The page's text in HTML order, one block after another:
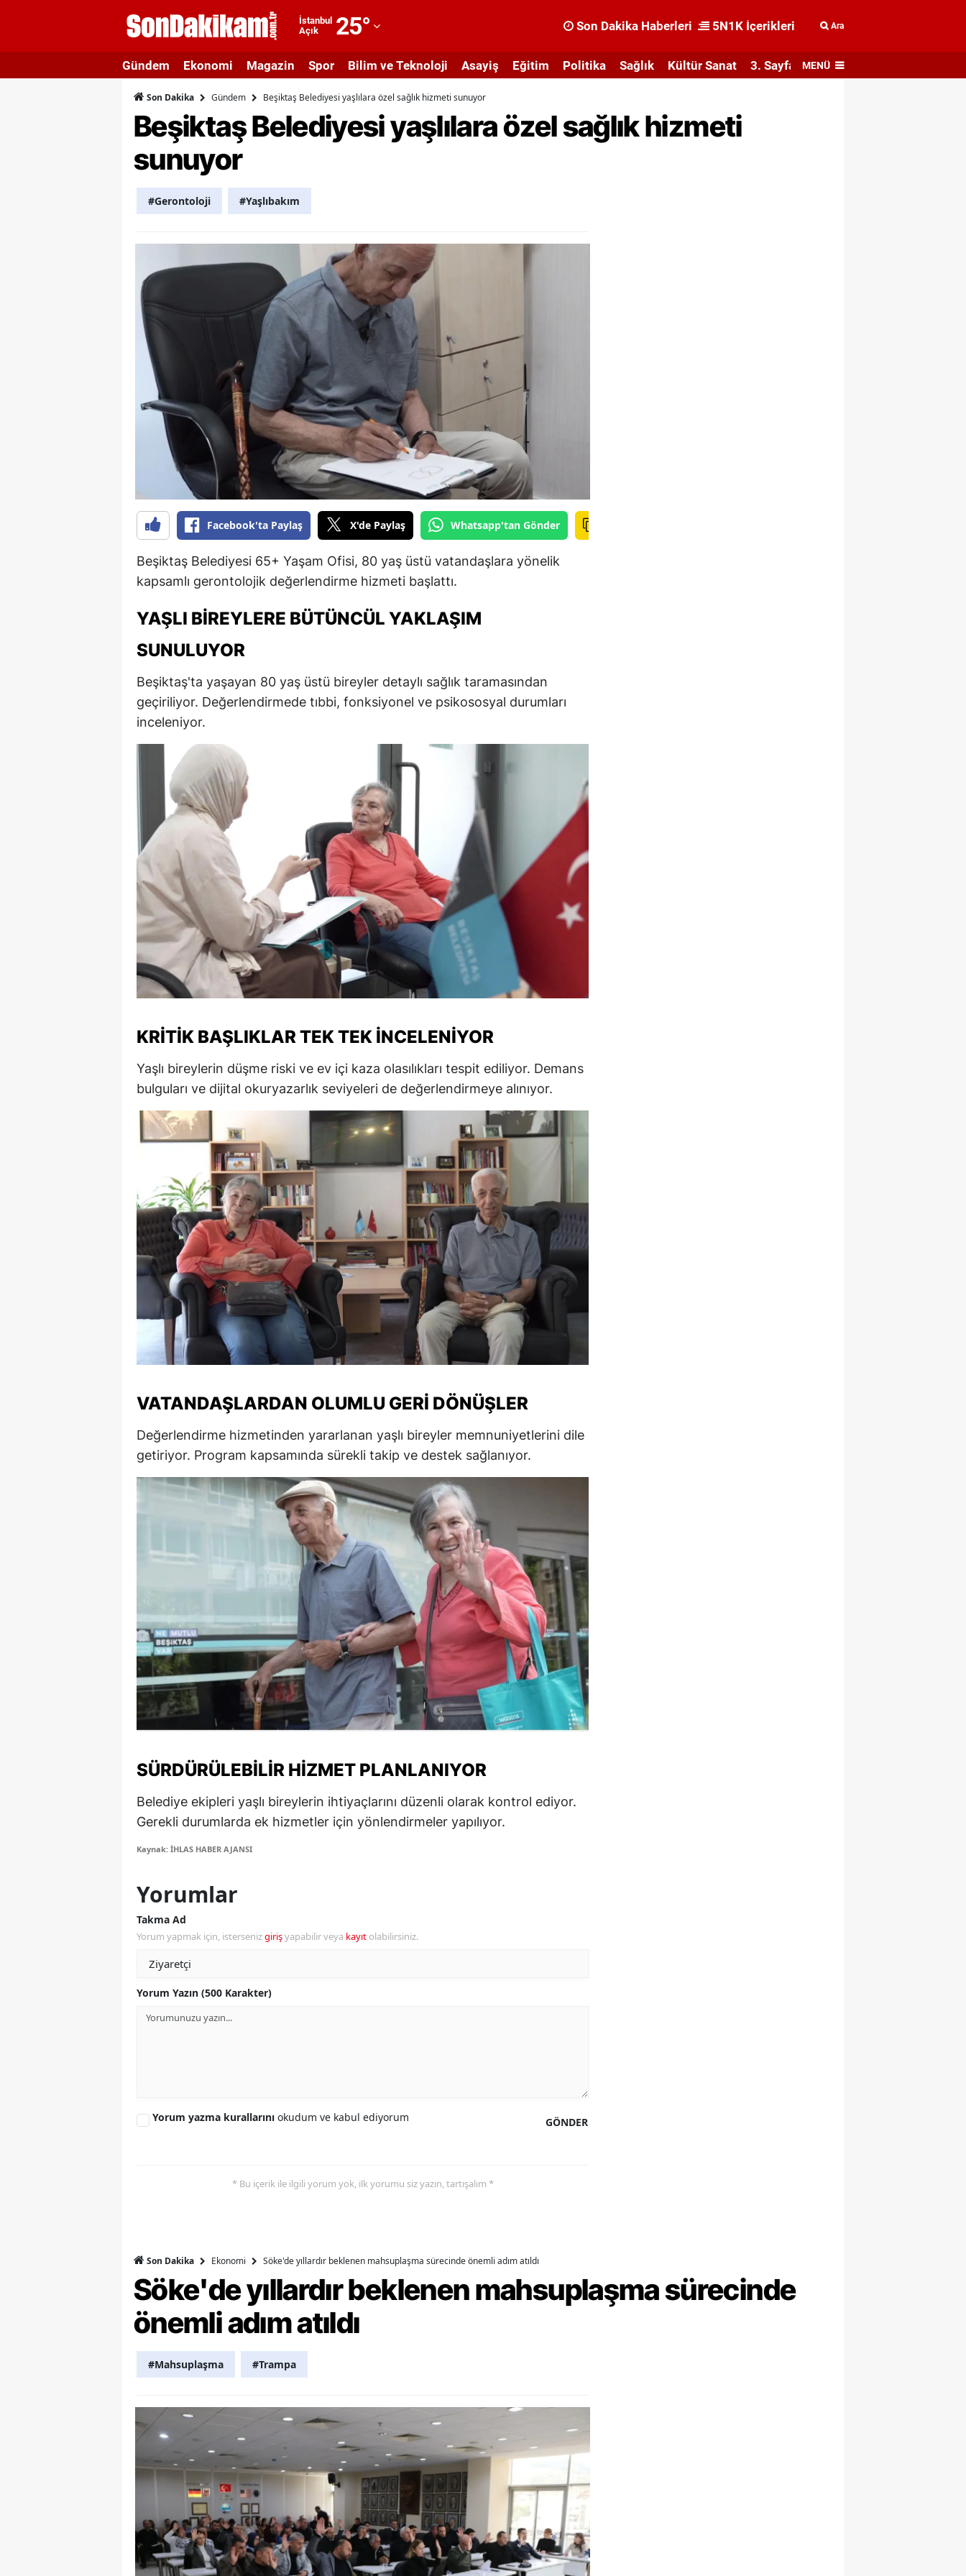
İstanbul
Açık
25°
Adıyaman
Afyonkarahisar
Ağrı
Artvin
Aydın
Balıkesir
Bingöl
Bitlis
Bolu
Burdur
Bursa
Çanakkale
Çankırı
Çorum
Elazığ
Gaziantep
Giresun
Gümüşhane
Hakkari
Hatay
Isparta
Mersin
İzmir
Kars
Kırklareli
Kocaeli
Konya
Kütahya
Malatya
Manisa
Kahramanmaraş
Mardin
Muğla
Muş
Nevşehir
Niğde
Ordu
Rize
Sakarya
Samsun
Siirt
Sinop
Sivas
Trabzon
Bartın
Yalova
Karabük
Son Dakika Haberleri 5N1K İçerikleri Ara
Gündem Ekonomi Magazin Spor Bilim ve Teknoloji Asayiş Eğitim Politika Sağlık Kültür Sanat 3. Sayfa MENÜ
Son Dakika Gündem Beşiktaş Belediyesi yaşlılara özel sağlık hizmeti sunuyor
Beşiktaş Belediyesi yaşlılara özel sağlık hizmeti
sunuyor
#Gerontoloji #Yaşlıbakım
Facebook'ta Paylaş X'de Paylaş Whatsapp'tan Gönder
Beşiktaş Belediyesi 65+ Yaşam Ofisi, 80 yaş üstü vatandaşlara yönelik
kapsamlı gerontolojik değerlendirme hizmeti başlattı.
YAŞLI BIREYLERE BÜTÜNCÜL YAKLAŞIM
SUNULUYOR
Beşiktaş'ta yaşayan 80 yaş üstü bireyler detaylı sağlık taramasından
geçiriliyor. Değerlendirmede tıbbi, fonksiyonel ve psikososyal durumları
inceleniyor.
KRITIK BAŞLIKLAR TEK TEK İNCELENIYOR
Yaşlı bireylerin düşme riski ve ev içi kaza olasılıkları tespit ediliyor. Demans
bulguları ve dijital okuryazarlık seviyeleri de değerlendirmeye alınıyor.
VATANDAŞLARDAN OLUMLU GERI DÖNÜŞLER
Değerlendirme hizmetinden yararlanan yaşlı bireyler memnuniyetlerini dile
getiriyor. Program kapsamında sürekli takip ve destek sağlanıyor.
SÜRDÜRÜLEBILIR HIZMET PLANLANIYOR
Belediye ekipleri yaşlı bireylerin ihtiyaçlarını düzenli olarak kontrol ediyor.
Gerekli durumlarda ek hizmetler için yönlendirmeler yapılıyor.
Kaynak: İHLAS HABER AJANSI
Yorumlar
Takma Ad
Yorum yapmak için, istersenizgirişyapabilir veya kayıt olabilirsiniz.
Yorum Yazın (500 Karakter)
GÖNDER
Yorum yazma kurallarını okudum ve kabul ediyorum
* Bu içerik ile ilgili yorum yok, ilk yorumu siz yazın, tartışalım *
Son Dakika Ekonomi Söke'de yıllardır beklenen mahsuplaşma sürecinde önemli adım atıldı
Söke'de yıllardır beklenen mahsuplaşma sürecinde
önemli adım atıldı
#Mahsuplaşma #Trampa